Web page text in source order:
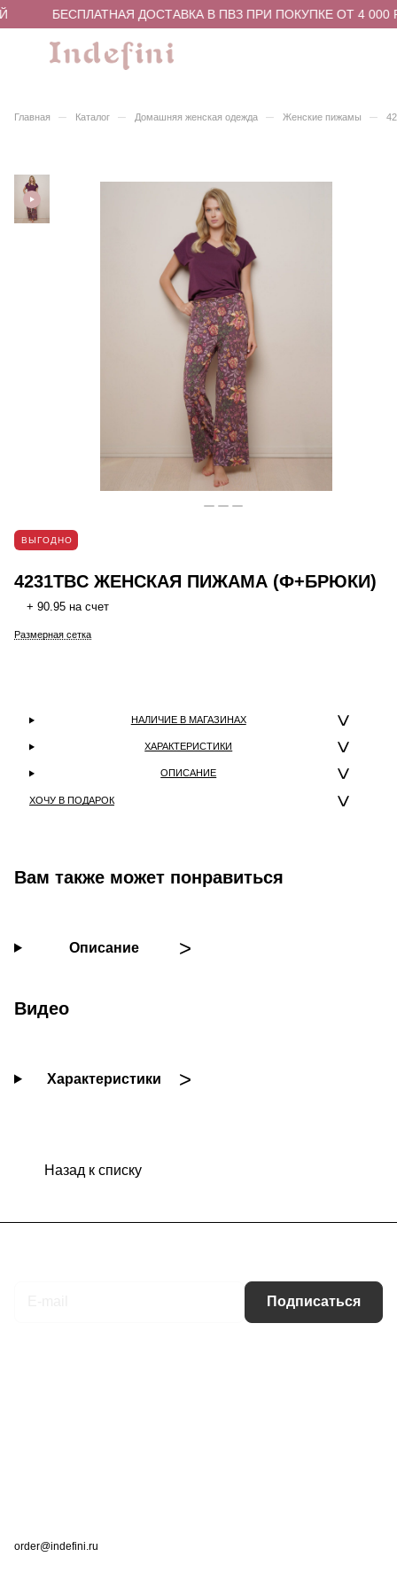
БЕСПЛАТНАЯ ДОСТАВКА В ПВЗ ПРИ ПОКУПКЕ ОТ 4 000
Главная – Каталог – Домашняя женская одежда – Женские пижамы –
ВЫГОДНО
4231TBC ЖЕНСКАЯ ПИЖАМА (Ф+БРЮКИ)
+ 90.95 на счет
Размерная сетка
НАЛИЧИЕ В МАГАЗИНАХ
ХАРАКТЕРИСТИКИ
ОПИСАНИЕ
ХОЧУ В ПОДАРОК
Вам также может понравиться
Описание
Видео
Характеристики
Назад к списку
Подписаться
order@indefini.ru